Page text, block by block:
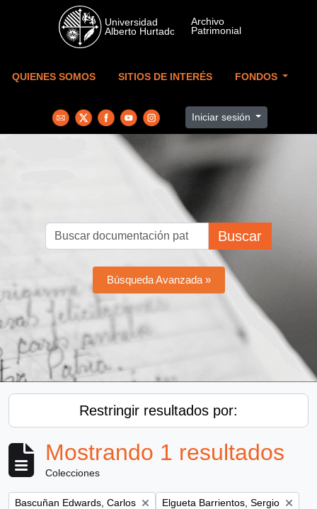
Skip to main content
QUIENES SOMOS SITIOS DE INTERÉS FONDOS
Iniciar sesión
Buscar
Búsqueda Avanzada »
Restringir resultados por:
Mostrando 1 resultados
Colecciones
Remove filter:
Bascuñan Edwards, Carlos Remove filter:
Elgueta Barrientos, Sergio